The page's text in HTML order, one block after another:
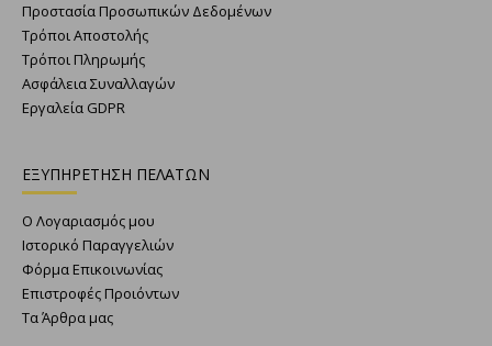
Προστασία Προσωπικών Δεδομένων
Τρόποι Αποστολής
Τρόποι Πληρωμής
Ασφάλεια Συναλλαγών
Εργαλεία GDPR
ΕΞΥΠΗΡΕΤΗΣΗ ΠΕΛΑΤΩΝ
Ο Λογαριασμός μου
Ιστορικό Παραγγελιών
Φόρμα Επικοινωνίας
Επιστροφές Προιόντων
Τα Άρθρα μας